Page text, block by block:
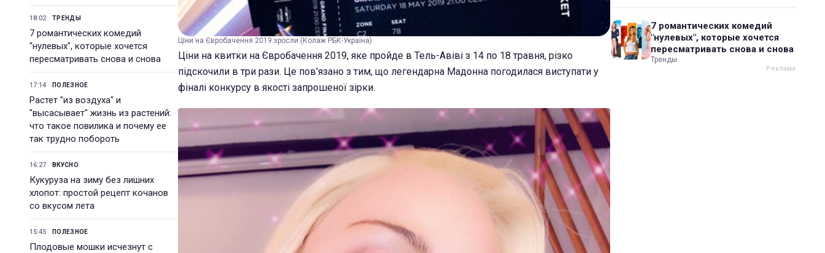
18:02 ТРЕНДЫ
7 романтических комедий
"нулевых", которые хочется
пересматривать снова и снова
17:14 ПОЛЕЗНОЕ
Растет "из воздуха" и
"высасывает" жизнь из растений:
что такое повилика и почему ее
так трудно побороть
16:27 ВКУСНО
Кукуруза на зиму без лишних
хлопот: простой рецепт кочанов
со вкусом лета
15:45 ПОЛЕЗНОЕ
Плодовые мошки исчезнут с
Ціни на Євробачення 2019 зросли (Колаж РБК-Україна)
Ціни на квитки на Євробачення 2019, яке пройде в Тель-Авіві з 14 по 18 травня, різко
підскочили в три рази. Це пов'язано з тим, що легендарна Мадонна погодилася виступати у
фіналі конкурсу в якості запрошеної зірки.
7 романтических комедий
"нулевых", которые хочется
пересматривать снова и снова
Тренды